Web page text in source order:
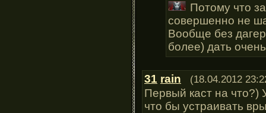
Потому что
совершенно не
Вообще без
более) дать
31 rain (18.04.2012
Первый каст на что?)
что бы устраивать